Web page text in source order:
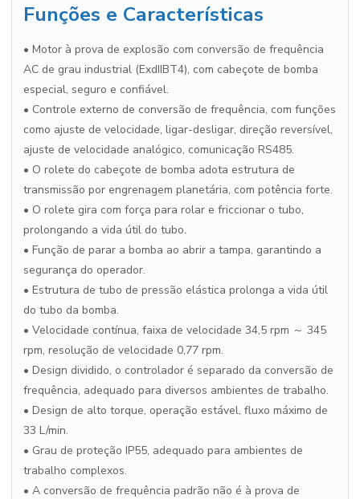
Funções e Características
• Motor à prova de explosão com conversão de frequência
AC de grau industrial (ExdIIBT4), com cabeçote de bomba
especial, seguro e confiável.
• Controle externo de conversão de frequência, com funções
como ajuste de velocidade, ligar-desligar, direção reversível,
ajuste de velocidade analógico, comunicação RS485.
• O rolete do cabeçote de bomba adota estrutura de
transmissão por engrenagem planetária, com potência forte.
• O rolete gira com força para rolar e friccionar o tubo,
prolongando a vida útil do tubo.
• Função de parar a bomba ao abrir a tampa, garantindo a
segurança do operador.
• Estrutura de tubo de pressão elástica prolonga a vida útil
do tubo da bomba.
• Velocidade contínua, faixa de velocidade 34,5 rpm ～ 345
rpm, resolução de velocidade 0,77 rpm.
• Design dividido, o controlador é separado da conversão de
frequência, adequado para diversos ambientes de trabalho.
• Design de alto torque, operação estável, fluxo máximo de
33 L/min.
• Grau de proteção IP55, adequado para ambientes de
trabalho complexos.
• A conversão de frequência padrão não é à prova de